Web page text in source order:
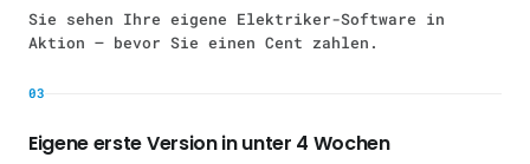
Sie sehen Ihre eigene Elektriker-Software in
Aktion — bevor Sie einen Cent zahlen.
03
Eigene erste Version in unter 4 Wochen